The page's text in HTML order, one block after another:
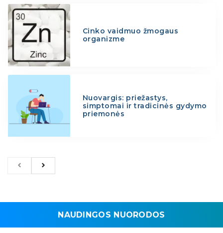
Cinko vaidmuo žmogaus
organizme
Nuovargis: priežastys,
simptomai ir tradicinės gydymo
priemonės
NAUDINGOS NUORODOS